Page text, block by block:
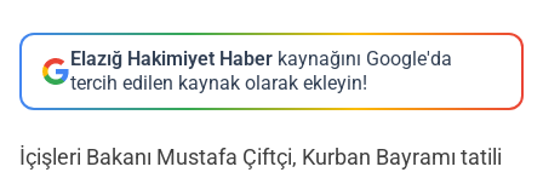
Elazığ Hakimiyet Haber kaynağını Google'da
tercih edilen kaynak olarak ekleyin!
İçişleri Bakanı Mustafa Çiftçi, Kurban Bayramı tatili